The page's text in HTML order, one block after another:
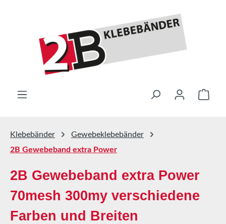
Klebebänder
Gewebeklebebänder
2B Gewebeband extra Power
2B Gewebeband extra Power
70mesh 300my verschiedene
Farben und Breiten